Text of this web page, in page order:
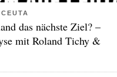
das nächste Ziel? –
mit Roland Tichy &